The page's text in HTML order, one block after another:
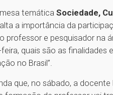
temáticaSociedade,
a importância da
professor e pesquisador na
quais são as
no Brasil”.
que, no sábado, a